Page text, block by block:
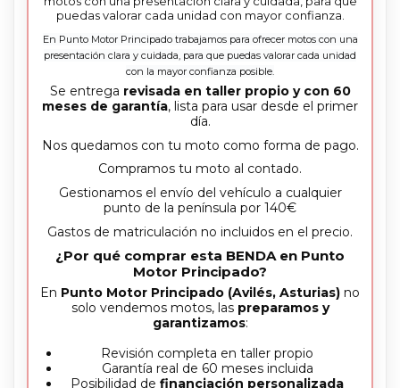
puedas valorar cada unidad con mayor confianza.
En Punto Motor Principado trabajamos para ofrecer motos con una
presentación clara y cuidada, para que puedas valorar cada unidad
con la mayor confianza posible.
Se entrega revisada en taller propio y con 60
meses de garantía, lista para usar desde el primer
día.
Nos quedamos con tu moto como forma de pago.
Compramos tu moto al contado.
Gestionamos el envío del vehículo a cualquier
punto de la península por 140€
Gastos de matriculación no incluidos en el precio.
¿Por qué comprar esta BENDA en Punto
Motor Principado?
En Punto Motor Principado (Avilés, Asturias) no
solo vendemos motos, las preparamos y
garantizamos:
Revisión completa en taller propio
Garantía real de 60 meses incluida
Posibilidad definanciación personalizada